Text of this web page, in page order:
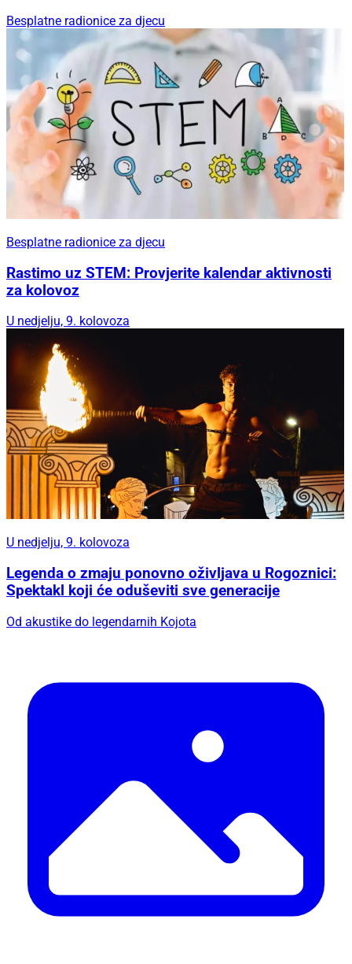
Besplatne radionice za djecu
Besplatne radionice za djecu
Rastimo uz STEM: Provjerite kalendar aktivnosti
za kolovoz
U nedjelju, 9. kolovoza
U nedjelju, 9. kolovoza
Legenda o zmaju ponovno oživljava u Rogoznici:
Spektakl koji će oduševiti sve generacije
Od akustike do legendarnih Kojota